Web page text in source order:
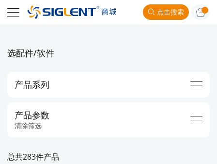
点击搜索
选配件/软件
产品系列
产品参数
清除筛选
总共283件产品